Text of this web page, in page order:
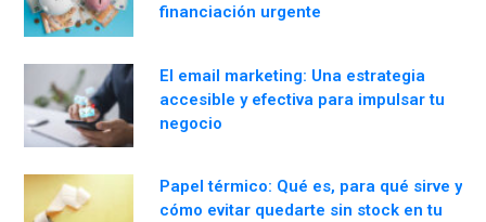
financiación urgente
El email marketing: Una estrategia
accesible y efectiva para impulsar tu
negocio
Papel térmico: Qué es, para qué sirve y
cómo evitar quedarte sin stock en tu